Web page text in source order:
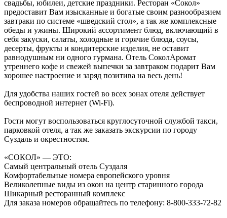
свадьбы, юбилеи, детские праздники. Ресторан «Сокол»
предоставит Вам изысканные и богатые своим разнообразием
завтраки по системе «шведский стол», а так же комплексные
обеды и ужины. Широкий ассортимент блюд, включающий в
себя закуски, салаты, холодные и горячие блюда, соусы,
десерты, фрукты и кондитерские изделия, не оставит
равнодушным ни одного гурмана. Отель СоколАромат
утреннего кофе и свежей выпечки за завтраком подарит Вам
хорошее настроение и заряд позитива на весь день!
Для удобства наших гостей во всех зонах отеля действует
беспроводной интернет (Wi-Fi).
Гости могут воспользоваться круглосуточной службой такси,
парковкой отеля, а так же заказать экскурсии по городу
Суздаль и окрестностям.
«СОКОЛ» — ЭТО:
Самый центральный отель Суздаля
Комфортабельные номера европейского уровня
Великолепные виды из окон на центр старинного города
Шикарный ресторанный комплекс
Для заказа номеров обращайтесь по телефону: 8-800-333-72-82